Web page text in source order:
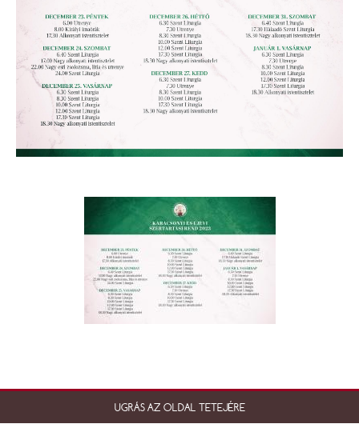
UGRÁS AZ OLDAL TETEJÉRE